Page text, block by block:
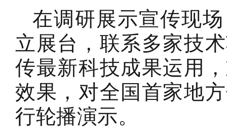
在调研展示宣传现
立展台，联系多家技
传最新科技成果运用
效果，对全国首家地
行轮播演示。